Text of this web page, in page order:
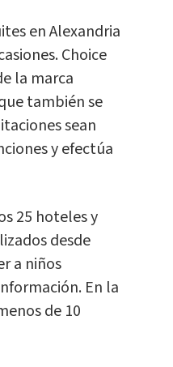
en Alexandria
Choice
la marca
también se
sean
y efectúa
25 hoteles y
desde
a niños
En la
de 10